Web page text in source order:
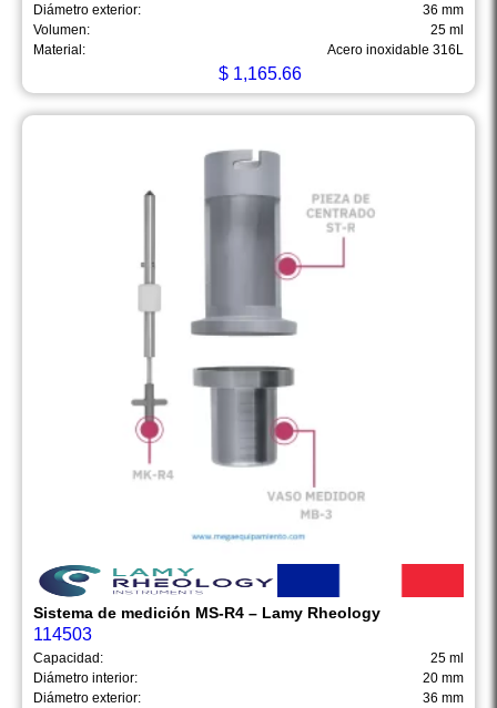
Diámetro exterior:
36 mm
Volumen:
25 ml
Material:
Acero inoxidable 316L
$1,165.66
Sistema de medición MS-R4 – Lamy Rheology
114503
Capacidad:
25 ml
Diámetro interior:
20 mm
Diámetro exterior:
36 mm